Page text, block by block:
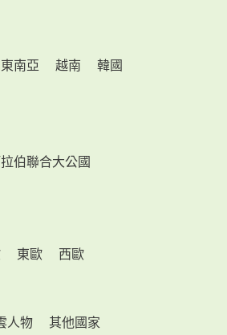
東南亞 越南
韓國
伯聯合大公國
東歐 西歐
人物 其他國家